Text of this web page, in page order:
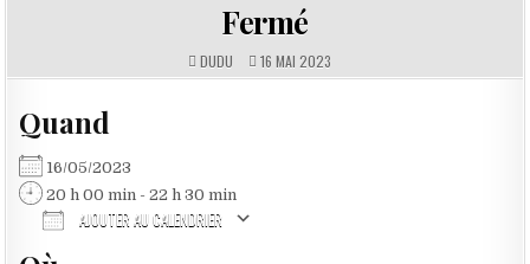
Fermé
DUDU 16 MAI 2023
Quand
16/05/2023
20 h 00 min - 22 h 30 min
AJOUTER AU CALENDRIER